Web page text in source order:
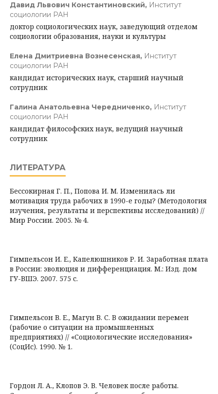
Давид Львович Константиновский, Институт
социологии РАН
доктор социологических наук, заведующий отделом
социологии образования, науки и культуры
Елена Дмитриевна Вознесенская, Институт
социологии РАН
кандидат исторических наук, старший научный
сотрудник
Галина Анатольевна Чередниченко, Институт
социологии РАН
кандидат философских наук, ведущий научный
сотрудник
ЛИТЕРАТУРА
Бессокирная Г. П., Попова И. М. Изменилась ли
мотивация труда рабочих в 1990-е годы? (Методология
изучения, результаты и перспективы исследований) //
Мир России. 2005. № 4.
Гимпельсон И. Е., Капелюшников Р. И. Заработная плата
в России: эволюция и дифференциация. М.: Изд. дом
ГУ-ВШЭ. 2007. 575 с.
Гимпельсон В. Е., Магун В. С. В ожидании перемен
(рабочие о ситуации на промышленных
предприятиях) // «Социологические исследования»
(СоцИс). 1990. № 1.
Гордон Л. А., Клопов Э. В. Человек после работы.